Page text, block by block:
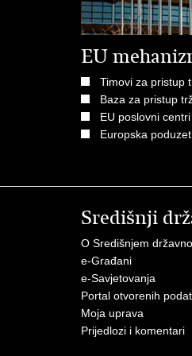
EU
Timovi za pristup
Baza za pristup
EU poslovni centri
Europska
Središnji
O Središnjem
e-Građani
e-Savjetovanja
Portal otvorenih
Moja uprava
Prijedlozi i komentari